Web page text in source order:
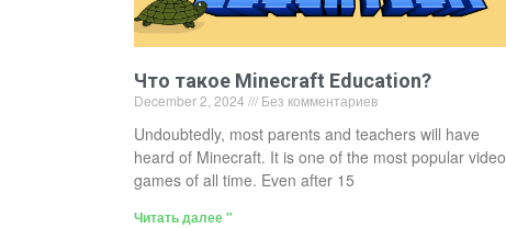
Что такое Minecraft Education?
December 2, 2024 Без комментариев
Undoubtedly, most parents and teachers will have
heard of Minecraft. It is one of the most popular video
games of all time. Even after 15
Читать далее "